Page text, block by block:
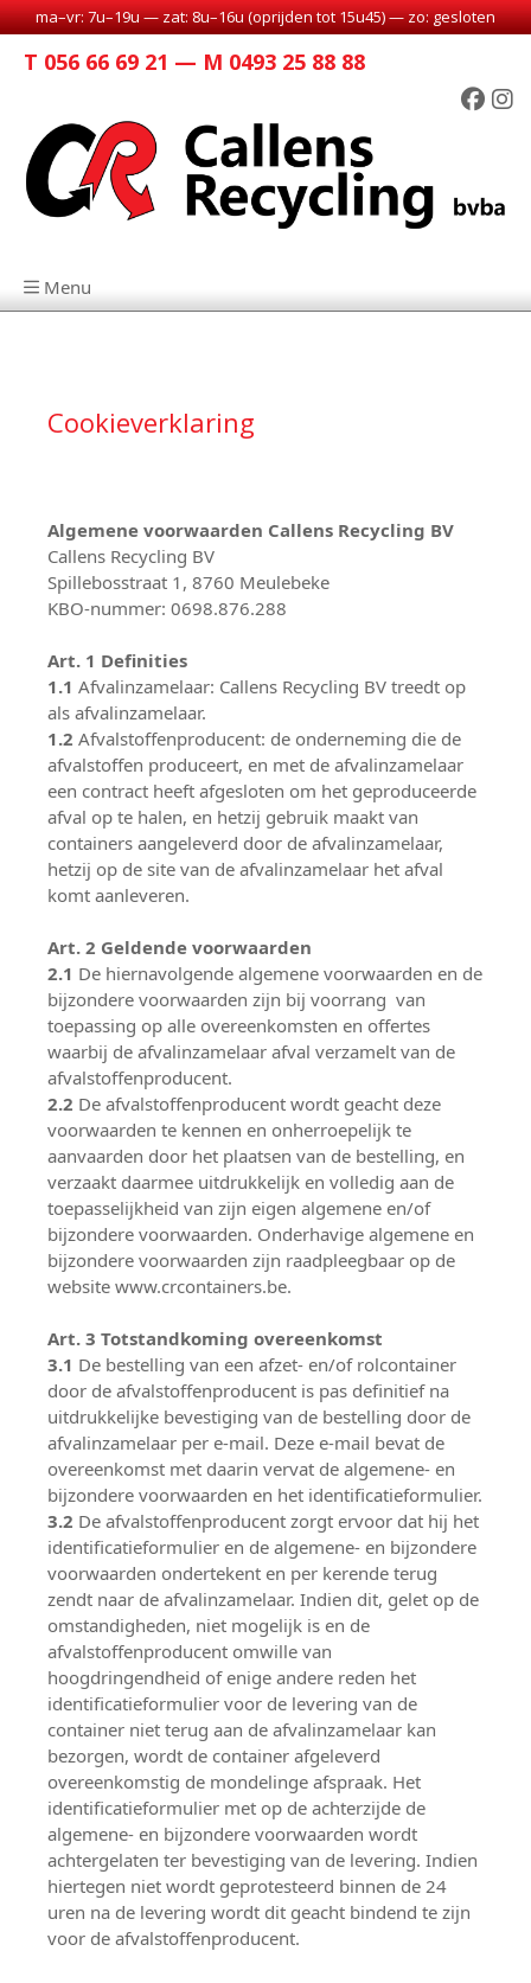
ma–vr: 7u–19u — zat: 8u–16u (oprijden tot 15u45) — zo: gesloten
T 056 66 69 21 — M 0493 25 88 88
Menu
Cookieverklaring
Algemene voorwaarden Callens Recycling BV
Callens Recycling BV
Spillebosstraat 1, 8760 Meulebeke
KBO-nummer: 0698.876.288
Art. 1 Definities
1.1 Afvalinzamelaar: Callens Recycling BV treedt op
als afvalinzamelaar.
1.2 Afvalstoffenproducent: de onderneming die de
afvalstoffen produceert, en met de afvalinzamelaar
een contract heeft afgesloten om het geproduceerde
afval op te halen, en hetzij gebruik maakt van
containers aangeleverd door de afvalinzamelaar,
hetzij op de site van de afvalinzamelaar het afval
komt aanleveren.
Art. 2 Geldende voorwaarden
2.1 De hiernavolgende algemene voorwaarden en de
bijzondere voorwaarden zijn bij voorrang van
toepassing op alle overeenkomsten en offertes
waarbij de afvalinzamelaar afval verzamelt van de
afvalstoffenproducent.
2.2 De afvalstoffenproducent wordt geacht deze
voorwaarden te kennen en onherroepelijk te
aanvaarden door het plaatsen van de bestelling, en
verzaakt daarmee uitdrukkelijk en volledig aan de
toepasselijkheid van zijn eigen algemene en/of
bijzondere voorwaarden. Onderhavige algemene en
bijzondere voorwaarden zijn raadpleegbaar op de
website www.crcontainers.be.
Art. 3 Totstandkoming overeenkomst
3.1 De bestelling van een afzet- en/of rolcontainer
door de afvalstoffenproducent is pas definitief na
uitdrukkelijke bevestiging van de bestelling door de
afvalinzamelaar per e-mail. Deze e-mail bevat de
overeenkomst met daarin vervat de algemene- en
bijzondere voorwaarden en het identificatieformulier.
3.2 De afvalstoffenproducent zorgt ervoor dat hij het
identificatieformulier en de algemene- en bijzondere
voorwaarden ondertekent en per kerende terug
zendt naar de afvalinzamelaar. Indien dit, gelet op de
omstandigheden, niet mogelijk is en de
afvalstoffenproducent omwille van
hoogdringendheid of enige andere reden het
identificatieformulier voor de levering van de
container niet terug aan de afvalinzamelaar kan
bezorgen, wordt de container afgeleverd
overeenkomstig de mondelinge afspraak. Het
identificatieformulier met op de achterzijde de
algemene- en bijzondere voorwaarden wordt
achtergelaten ter bevestiging van de levering. Indien
hiertegen niet wordt geprotesteerd binnen de 24
uren na de levering wordt dit geacht bindend te zijn
voor de afvalstoffenproducent.